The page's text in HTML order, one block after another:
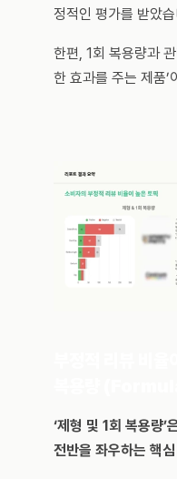
정적인 평가를 받았
한편, 1회 복용량과
한 효과를 주는 제품’
‘제형 및 1회 복용량’
전반을 좌우하는 핵